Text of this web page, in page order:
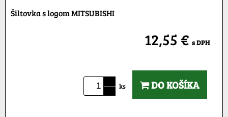
Šiltovka s logom MITSUBISHI
12,55 € s DPH
ks DO KOŠÍKA